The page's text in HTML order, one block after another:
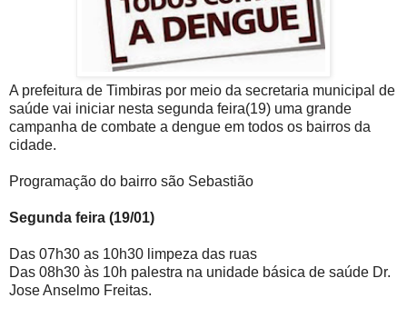
A prefeitura de Timbiras por meio da secretaria municipal de
saúde vai iniciar nesta segunda feira(19) uma grande
campanha de combate a dengue em todos os bairros da
cidade.
Programação do bairro são Sebastião
Segunda feira (19/01)
Das 07h30 as 10h30 limpeza das ruas
Das 08h30 às 10h palestra na unidade básica de saúde Dr.
Jose Anselmo Freitas.